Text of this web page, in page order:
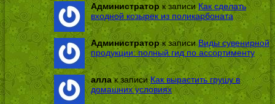
Администратор к записиКак сделать
входной козырек из поликарбоната
Администраторк записиВиды сувенирной
продукции: полный гид по ассортименту
аллак записиКак вырастить грушу в
домашних условиях